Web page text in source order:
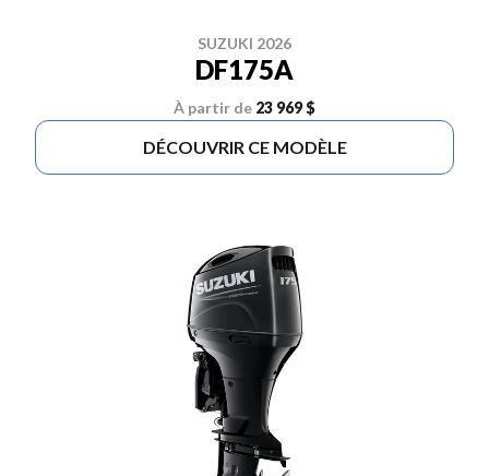
SUZUKI 2026
DF175A
À partir de 23 969 $
DÉCOUVRIR CE MODÈLE